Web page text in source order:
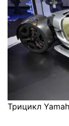
Трицикл